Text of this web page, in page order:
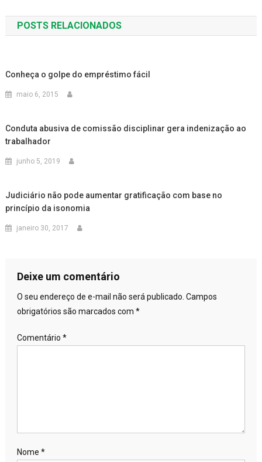
de
Post
POSTS RELACIONADOS
Conheça o golpe do empréstimo fácil
maio 6, 2015
Conduta abusiva de comissão disciplinar gera indenização ao
trabalhador
junho 5, 2019
Judiciário não pode aumentar gratificação com base no
princípio da isonomia
janeiro 30, 2017
Deixe um comentário
O seu endereço de e-mail não será publicado. Campos
obrigatórios são marcados com *
Comentário *
Nome *